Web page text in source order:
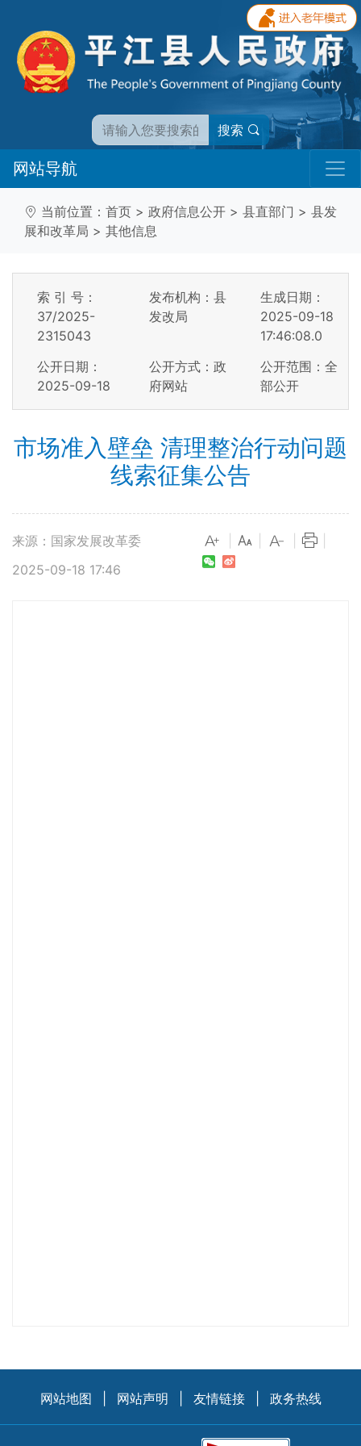
搜索
网站导航
当前位置： 首页 > 政府信息公开 > 县直部门 > 县发
展和改革局 > 其他信息
索 引 号：
37/2025-
2315043
发布机构：县
发改局
生成日期：
2025-09-18
17:46:08.0
公开日期：
2025-09-18
公开方式：政
府网站
公开范围：全
部公开
市场准入壁垒 清理整治行动问题
线索征集公告
来源：国家发展改革委
2025-09-18 17:46
网站地图 网站声明 友情链接 政务热线